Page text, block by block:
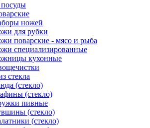
ножей
для рубки
поварские - мясо и рыба
специализированные
кухонные
стекла
(стекло)
(стекло)
пивные
(стекло)
(стекло)